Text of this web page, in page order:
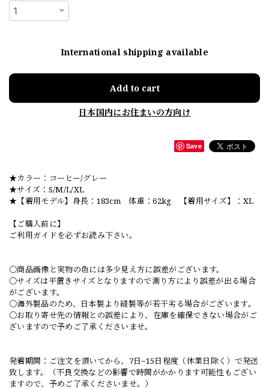
International shipping available
Add to cart
日本国内にお住まいの方向け
Save
★カラー：コーヒー/グレー
★サイズ：S/M/L/XL
★【着用モデル】身長：183cm 体重：62kg 【着用サイズ】：XL
【ご購入前に】
ご利用ガイドを必ずお読み下さい。
○商品画像と実物の色には多少見え方に誤差がございます。
○サイズは平置きサイズとなりますので測り方により誤差が出る場合
がございます。
○海外製品のため、日本製より縫製等が若干劣る場合がございます。
○お取り寄せ先の情報との誤差により、在庫を確保できない場合がご
ざいますので予めご了承くださいませ。
発着期間：ご注文を頂いてから、7日~15日程度（休業日除く）で発送
致します。（不良交換などの影響で時間がかかります可能性もござい
ますので、予めご了承くださいませ。）